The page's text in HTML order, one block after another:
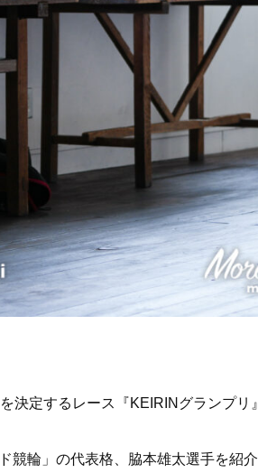
決定するレース『KEIRINグランプリ
競輪」の代表格、脇本雄太選手を紹介